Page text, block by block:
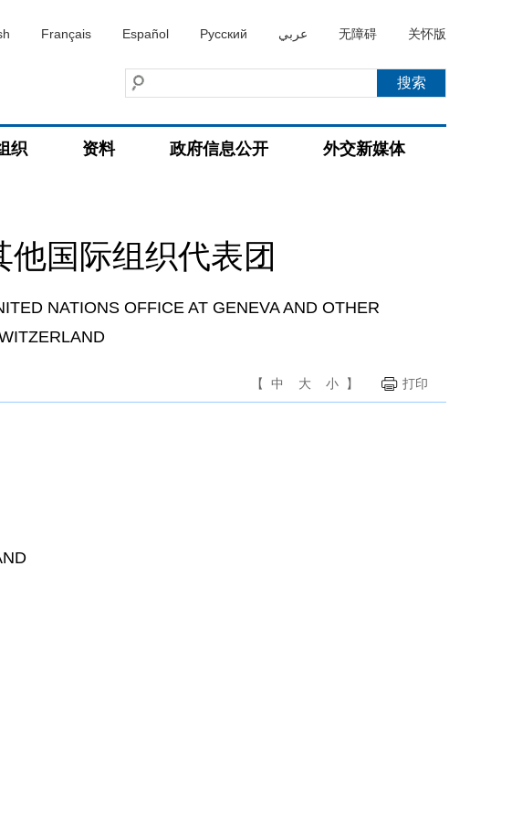
Français Español Русский عربي 无障碍 关怀版
织 资料 政府信息公开 外交新媒体
国际组织代表团
NATIONS OFFICE AT GENEVA AND OTHER
【 中 大 小 】 打印